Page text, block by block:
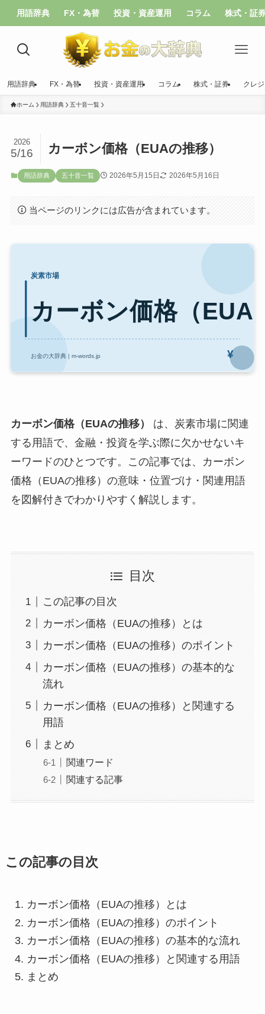
用語辞典 FX・為替 投資・資産運用 コラム 株式・証
用語辞典 FX・為替 投資・資産運用 コラム 株式・証券 クレ
ホーム 用語辞典 五十音一覧
カーボン価格（EUAの推移）
2026
5/16
用語辞典 五十音一覧 2026年5月15日 2026年5月16日
当ページのリンクには広告が含まれています。
カーボン価格（EUAの推移）
は、炭素市場に関連
する用語で、金融・投資を学ぶ際に欠かせないキ
ーワードのひとつです。この記事では、カーボン
価格（EUAの推移）の意味・位置づけ・関連用語
を図解付きでわかりやすく解説します。
目次
この記事の目次
カーボン価格（EUAの推移）とは
カーボン価格（EUAの推移）のポイント
カーボン価格（EUAの推移）の基本的な
流れ
カーボン価格（EUAの推移）と関連する
用語
まとめ
関連ワード
関連する記事
この記事の目次
カーボン価格（EUAの推移）とは
カーボン価格（EUAの推移）のポイント
カーボン価格（EUAの推移）の基本的な流れ
カーボン価格（EUAの推移）と関連する用語
まとめ